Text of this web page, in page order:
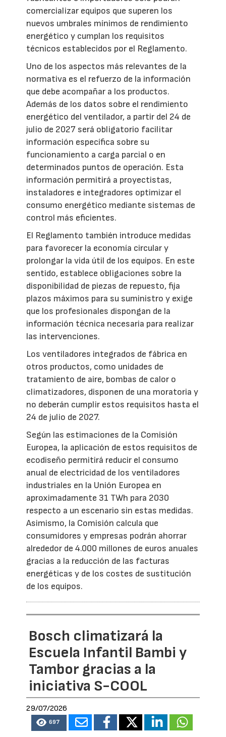
comercializar equipos que superen los
nuevos umbrales mínimos de rendimiento
energético y cumplan los requisitos
técnicos establecidos por el Reglamento.
Uno de los aspectos más relevantes de la
normativa es el refuerzo de la información
que debe acompañar a los productos.
Además de los datos sobre el rendimiento
energético del ventilador, a partir del 24 de
julio de 2027 será obligatorio facilitar
información específica sobre su
funcionamiento a carga parcial o en
determinados puntos de operación. Esta
información permitirá a proyectistas,
instaladores e integradores optimizar el
consumo energético mediante sistemas de
control más eficientes.
El Reglamento también introduce medidas
para favorecer la economía circular y
prolongar la vida útil de los equipos. En este
sentido, establece obligaciones sobre la
disponibilidad de piezas de repuesto, fija
plazos máximos para su suministro y exige
que los profesionales dispongan de la
información técnica necesaria para realizar
las intervenciones.
Los ventiladores integrados de fábrica en
otros productos, como unidades de
tratamiento de aire, bombas de calor o
climatizadores, disponen de una moratoria y
no deberán cumplir estos requisitos hasta el
24 de julio de 2027.
Según las estimaciones de la Comisión
Europea, la aplicación de estos requisitos de
ecodiseño permitirá reducir el consumo
anual de electricidad de los ventiladores
industriales en la Unión Europea en
aproximadamente 31 TWh para 2030
respecto a un escenario sin estas medidas.
Asimismo, la Comisión calcula que
consumidores y empresas podrán ahorrar
alrededor de 4.000 millones de euros anuales
gracias a la reducción de las facturas
energéticas y de los costes de sustitución
de los equipos.
Bosch climatizará la
Escuela Infantil Bambi y
Tambor gracias a la
iniciativa S-COOL
29/07/2026
697